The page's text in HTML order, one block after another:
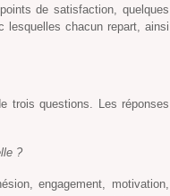
de satisfaction, quelques
lesquelles chacun repart, ainsi
trois questions. Les réponses
?
engagement, motivation,